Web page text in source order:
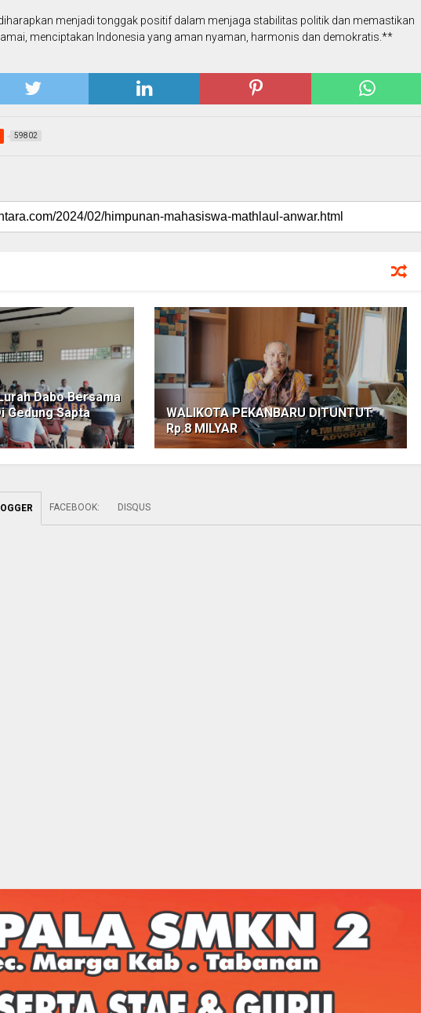
menjadi tonggak positif dalam menjaga stabilitas politik dan memastikan
menciptakan Indonesia yang aman nyaman, harmonis dan demokratis.**
59802
Dabo Bersama
Gedung Sapta
WALIKOTA PEKANBARU DITUNTUT
Rp.8 MILYAR
FACEBOOK: DISQUS